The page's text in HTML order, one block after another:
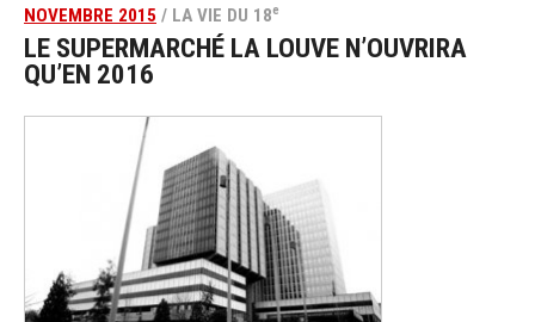
NOVEMBRE 2015 / LA VIE DU 18e
LE SUPERMARCHÉ LA LOUVE N’OUVRIRA
QU’EN 2016